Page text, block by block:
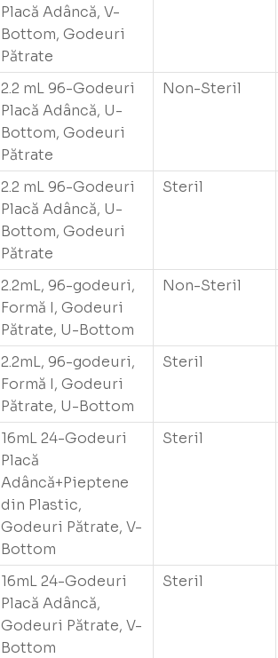
Placă Adâncă, V-
Bottom, Godeuri
Pătrate
2.2 mL 96-Godeuri
Placă Adâncă, U-
Bottom, Godeuri
Pătrate
Non-Steril
2.2 mL 96-Godeuri
Placă Adâncă, U-
Bottom, Godeuri
Pătrate
Steril
2.2mL, 96-godeuri,
Formă I, Godeuri
Pătrate, U-Bottom
Non-Steril
2.2mL, 96-godeuri,
Formă I, Godeuri
Pătrate, U-Bottom
Steril
16mL 24-Godeuri
Placă
Adâncă+Pieptene
din Plastic,
Godeuri Pătrate, V-
Bottom
Steril
16mL 24-Godeuri
Placă Adâncă,
Godeuri Pătrate, V-
Bottom
Steril